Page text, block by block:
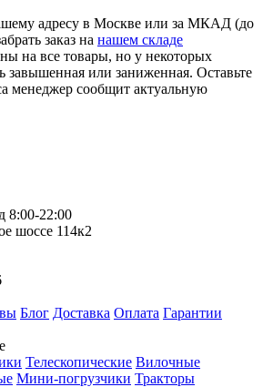
адресу в Москве или за МКАД (до
заказ на нашем складе
на все товары, но у некоторых
завышенная или заниженная. Оставьте
менеджер сообщит актуальную
8:00-22:00
шоссе 114к2
Блог Доставка Оплата Гарантии
Телескопические Вилочные
Мини-погрузчики Тракторы